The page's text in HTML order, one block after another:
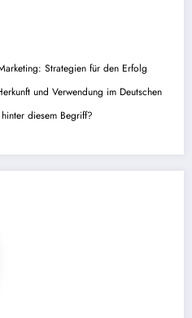
Strategien für den Erfolg
und Verwendung im Deutschen
diesem Begriff?